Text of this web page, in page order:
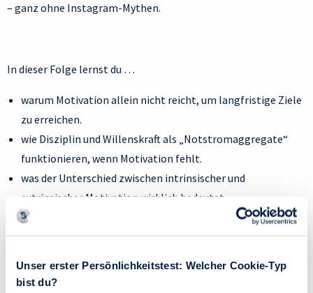
Unser erster Persönlichkeitstest: Welcher Cookie-Typ
bist du?
– ganz ohne Instagram-Mythen.
In dieser Folge lernst du …
warum Motivation allein nicht reicht, um langfristige Ziele
zu erreichen.
wie Disziplin und Willenskraft als „Notstromaggregate“
funktionieren, wenn Motivation fehlt.
was der Unterschied zwischen intrinsischer und
extrinsischer Motivation wirklich bedeutet.
wie du deine impliziten Motive erkennst und innere
davor.